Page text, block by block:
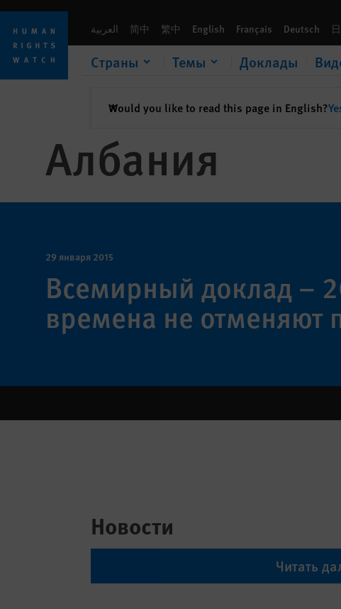
Skip
cookie
privacy
notice
Skip
main
content
العربية 简中 繁中 English Français Deutsch
Страны Темы Доклады
Would you like to read this page in English?
✕закрыть
Албания
29 января 2015
Всемирный доклад –
времена не отменяют
Новости
Читать